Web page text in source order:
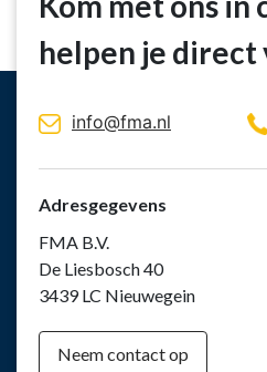
helpen je
info@fma.nl
Adresgegevens
FMA B.V.
De Liesbosch 40
3439 LC Nieuwegein
Neem contact op